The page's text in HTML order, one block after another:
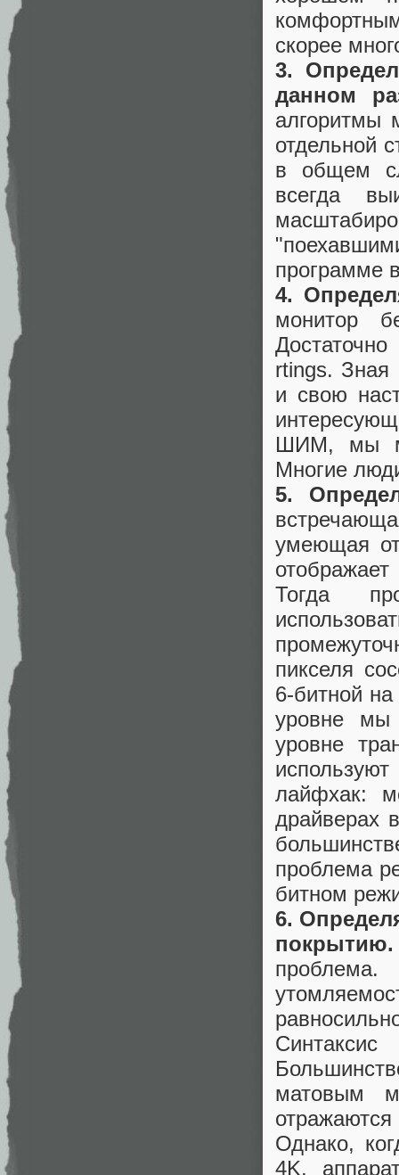
скорее
3.
данном
алгоритмы
отдельной
в общем
всегда
программе
4.
монитор
rtings. Зная
и свою
ШИМ, мы
Многие
5.
умеющая
Тогда
пикселя
6-битной
уровне мы
уровне
лайфхак:
драйверах
проблема
битном
6.
покрытию.
матовым
Однако,
4K,